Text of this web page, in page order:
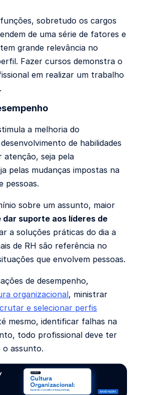
sobretudo os cargos
de uma série de fatores e
grande relevância no
Fazer cursos demonstra o
em realizar um trabalho
a melhoria do
de habilidades
atenção, seja pela
pelas mudanças impostas na
pessoas.
sobre um assunto, maior
dar suporte aos líderes de
a soluções práticas do dia a
de RH são referência no
que envolvem pessoas.
de desempenho,
organizacional, ministrar
e selecionar perfis
mesmo, identificar falhas na
todo profissional deve ter
o assunto.